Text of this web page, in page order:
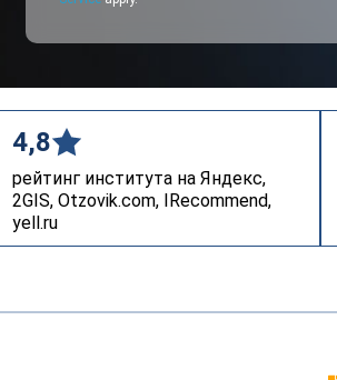
4,8
рейтинг института на Яндекс,
2GIS, Otzovik.com, IRecommend,
yell.ru